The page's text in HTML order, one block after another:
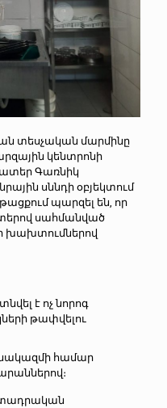
տեսչական մարմինը
կենտրոնի
Գառնիկ
սննդի օբյեկտում
պարզել են, որ
սահմանված
խախտումներով
է ոչ նորոգ
թափվելու
համար